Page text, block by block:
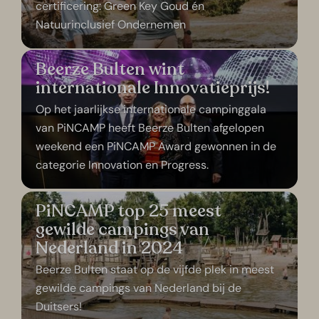
certificering: Green Key Goud én
Natuurinclusief Ondernemen
Beerze Bulten wint
internationale Innovatieprijs!
Op het jaarlijkse internationale campinggala
van PiNCAMP heeft Beerze Bulten afgelopen
weekend een PiNCAMP Award gewonnen in de
categorie Innovation en Progress.
PiNCAMP top 25 meest
gewilde campings van
Nederland in 2024
Beerze Bulten staat op de vijfde plek in meest
gewilde campings van Nederland bij de
Duitsers!